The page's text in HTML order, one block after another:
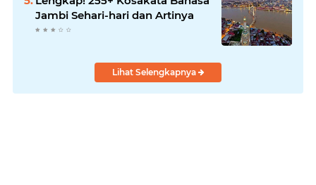
Jambi Sehari-hari dan Artinya
Lihat Selengkapnya